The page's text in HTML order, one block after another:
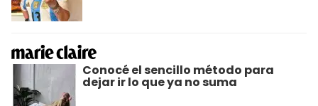
Conocé el sencillo método para
dejar ir lo que ya no suma